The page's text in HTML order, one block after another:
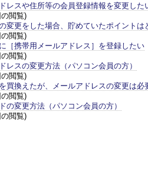
レスや住所等の会員登録情報を変更した
閲覧)
変更をした場合、貯めていたポイントは
閲覧)
［携帯用メールアドレス］を登録したい
閲覧)
レスの変更方法（パソコン会員の方）
閲覧)
買換えたが、メールアドレスの変更は必
閲覧)
の変更方法（パソコン会員の方）
閲覧)